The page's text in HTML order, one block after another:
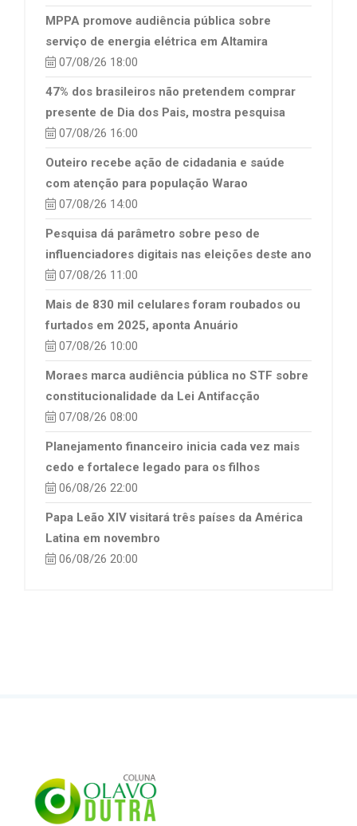
MPPA promove audiência pública sobre
serviço de energia elétrica em Altamira
07/08/26 18:00
47% dos brasileiros não pretendem comprar
presente de Dia dos Pais, mostra pesquisa
07/08/26 16:00
Outeiro recebe ação de cidadania e saúde
com atenção para população Warao
07/08/26 14:00
Pesquisa dá parâmetro sobre peso de
influenciadores digitais nas eleições deste ano
07/08/26 11:00
Mais de 830 mil celulares foram roubados ou
furtados em 2025, aponta Anuário
07/08/26 10:00
Moraes marca audiência pública no STF sobre
constitucionalidade da Lei Antifacção
07/08/26 08:00
Planejamento financeiro inicia cada vez mais
cedo e fortalece legado para os filhos
06/08/26 22:00
Papa Leão XIV visitará três países da América
Latina em novembro
06/08/26 20:00